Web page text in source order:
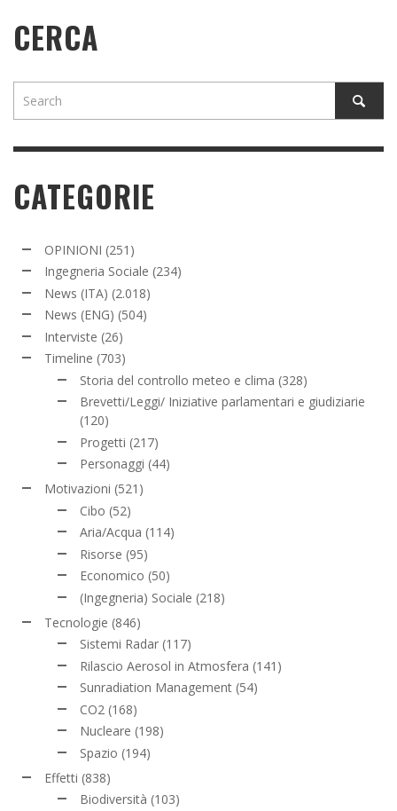
CERCA
CATEGORIE
OPINIONI (251)
Ingegneria Sociale (234)
News (ITA) (2.018)
News (ENG) (504)
Interviste (26)
Timeline (703)
Storia del controllo meteo e clima (328)
Brevetti/Leggi/ Iniziative parlamentari e giudiziarie
(120)
Progetti (217)
Personaggi (44)
Motivazioni (521)
Cibo (52)
Aria/Acqua (114)
Risorse (95)
Economico (50)
(Ingegneria) Sociale (218)
Tecnologie (846)
Sistemi Radar (117)
Rilascio Aerosol in Atmosfera (141)
Sunradiation Management (54)
CO2 (168)
Nucleare (198)
Spazio (194)
Effetti (838)
Biodiversità (103)